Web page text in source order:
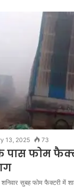
13, 2025 73
पास फोम
सुबह फोम फैक्टरी में